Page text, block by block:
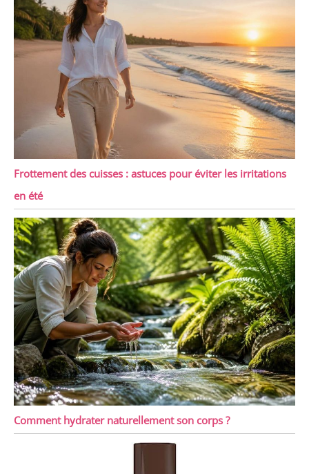
Frottement des cuisses : astuces pour éviter les irritations
en été
Comment hydrater naturellement son corps ?